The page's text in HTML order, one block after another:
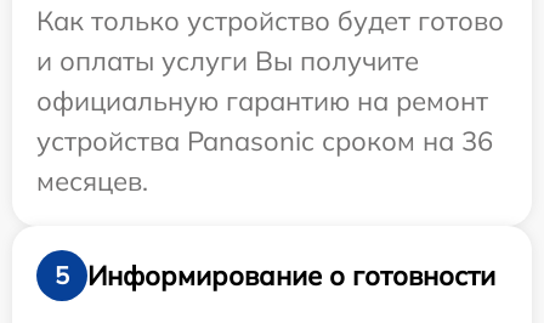
Как только устройство будет готово
и оплаты услуги Вы получите
официальную гарантию на ремонт
устройства Panasonic сроком на 36
месяцев.
5
Информирование о готовности